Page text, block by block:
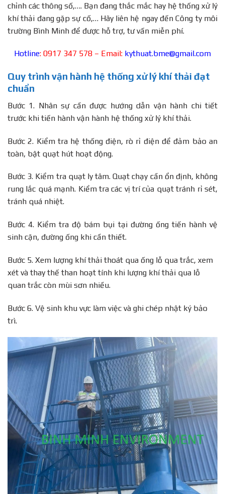
chỉnh các thông số,…. Bạn đang thắc mắc hay hệ thống xử lý
khí thải đang gặp sự cố,… Hãy liên hệ ngay đến Công ty môi
trường Bình Minh để được hỗ trợ, tư vấn miễn phí.
Hotline: 0917 347 578 – Email: kythuat.bme@gmail.com
Quy trình vận hành hệ thống xử lý khí thải đạt
chuẩn
Bước 1. Nhân sự cần được hướng dẫn vận hành chi tiết
trước khi tiến hành vận hành hệ thống xử lý khí thải.
Bước 2. Kiểm tra hệ thống điện, rò rỉ điện để đảm bảo an
toàn, bật quạt hút hoạt động.
Bước 3. Kiểm tra quạt ly tâm. Quạt chạy cần ổn định, không
rung lắc quá mạnh. Kiểm tra các vị trí của quạt tránh rỉ sét,
tránh quá nhiệt.
Bước 4. Kiểm tra độ bám bụi tại đường ống tiến hành vệ
sinh cặn, đường ống khi cần thiết.
Bước 5. Xem lượng khí thải thoát qua ống lỗ qua trắc, xem
xét và thay thế than hoạt tính khi lượng khí thải qua lỗ
quan trắc còn mùi sơn nhiều.
Bước 6. Vệ sinh khu vực làm việc và ghi chép nhật ký bảo
trì.